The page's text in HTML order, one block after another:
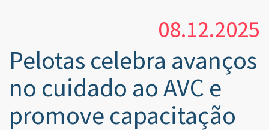
08.12.2025
Pelotas celebra avanços
no cuidado ao AVC e
promove capacitação